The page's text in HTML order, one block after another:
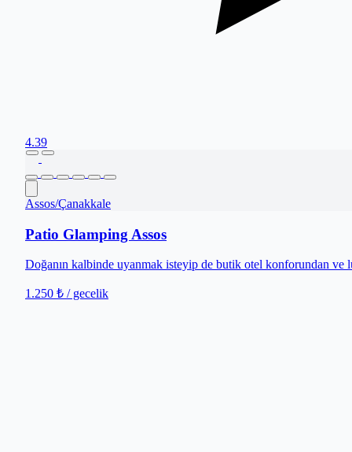
4.39
Assos/Çanakkale
Patio Glamping Assos
Doğanın kalbinde uyanmak isteyip de butik otel konforundan ve
1.250 ₺ / gecelik